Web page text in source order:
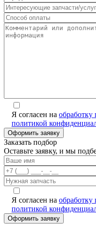
Я согласен на
политикой
Заказать подбор
Оставьте заявку, и мы
Я согласен на
политикой